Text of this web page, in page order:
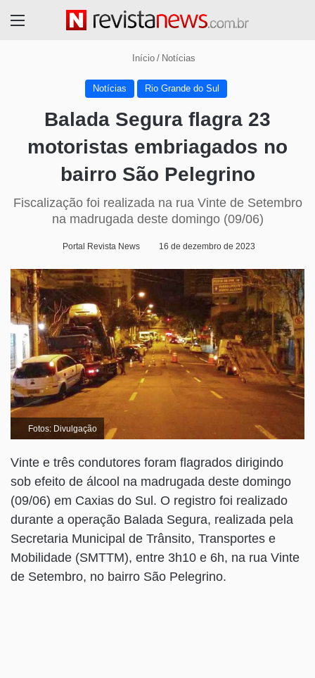
Início / Notícias
Notícias Rio Grande do Sul
Balada Segura flagra 23
motoristas embriagados no
bairro São Pelegrino
Fiscalização foi realizada na rua Vinte de Setembro
na madrugada deste domingo (09/06)
Portal Revista News 16 de dezembro de 2023
Fotos: Divulgação
Vinte e três condutores foram flagrados dirigindo
sob efeito de álcool na madrugada deste domingo
(09/06) em Caxias do Sul. O registro foi realizado
durante a operação Balada Segura, realizada pela
Secretaria Municipal de Trânsito, Transportes e
Mobilidade (SMTTM), entre 3h10 e 6h, na rua Vinte
de Setembro, no bairro São Pelegrino.